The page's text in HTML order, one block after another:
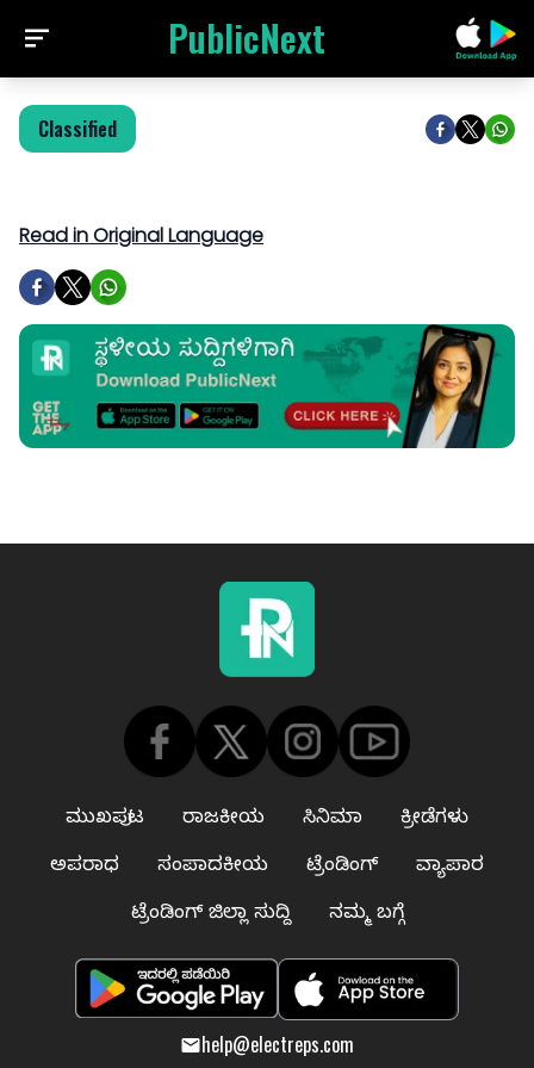
PublicNext
Classified
Read in Original Language
ಮುಖಪುಟ ರಾಜಕೀಯ ಸಿನಿಮಾ
ಕ್ರೀಡೆಗಳು
ಅಪರಾಧ
ಸಂಪಾದಕೀಯ ಟ್ರೆಂಡಿಂಗ್
ವ್ಯಾಪಾರ
ಟ್ರೆಂಡಿಂಗ್ ಜಿಲ್ಲಾ ಸುದ್ದಿ
ನಮ್ಮ ಬಗ್ಗೆ
help@electreps.com